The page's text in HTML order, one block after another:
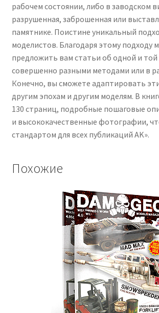
рабочем состоянии, либо в заводском
разрушенная, заброшенная или
памятнике. Поистине уникальный
моделистов. Благодаря этому подходу
предложить вам статьи об одной и
совершенно разными методами или в
Конечно, вы сможете адаптировать
другим эпохам и другим моделям. В
130 страниц, подробные пошаговые
и высококачественные фотографии,
стандартом для всех публикаций AK».
Похожие